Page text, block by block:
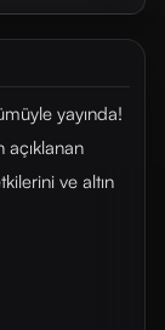
yayında!
açıklanan
ve altın